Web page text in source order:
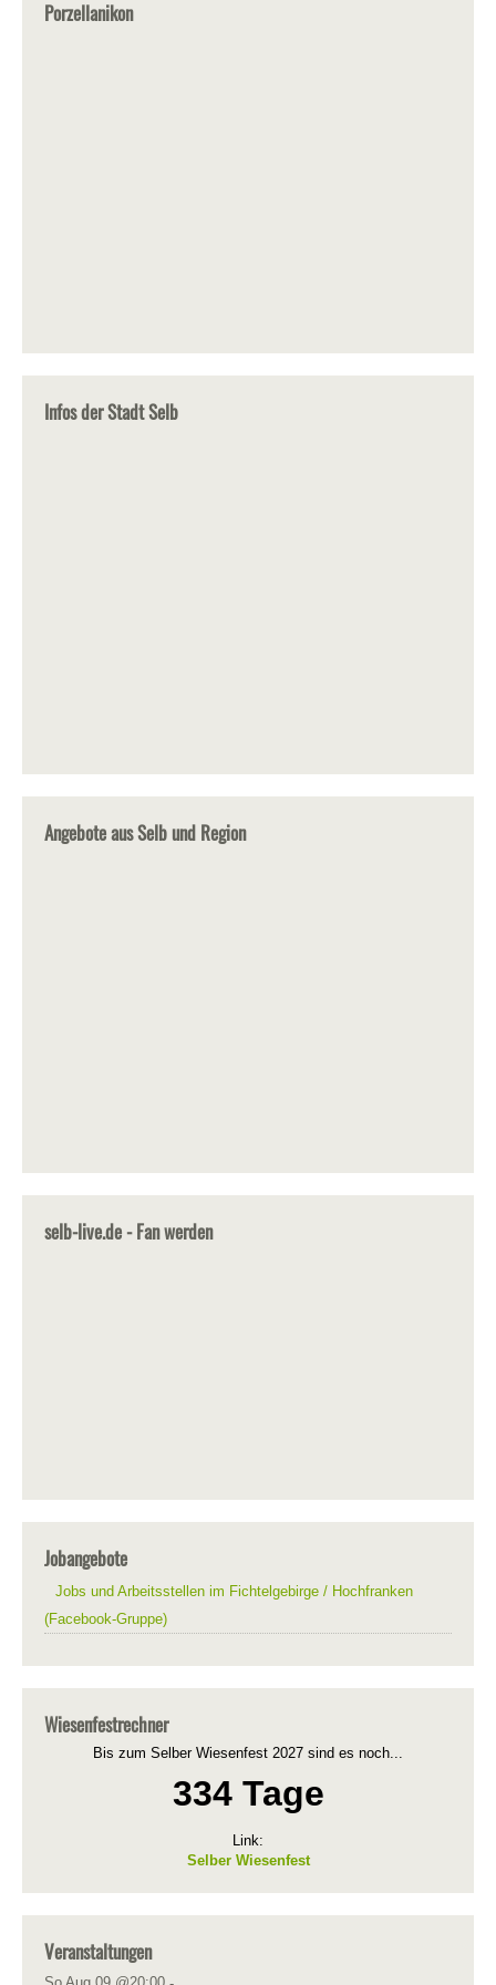
Porzellanikon
Infos der Stadt Selb
Angebote aus Selb und Region
selb-live.de - Fan werden
Jobangebote
Jobs und Arbeitsstellen im Fichtelgebirge / Hochfranken
(Facebook-Gruppe)
Wiesenfestrechner
Bis zum Selber Wiesenfest 2027 sind es noch...
334 Tage
Link:
Selber Wiesenfest
Veranstaltungen